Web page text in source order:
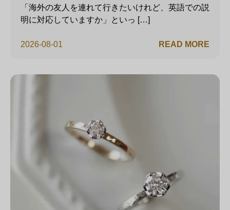
2026-08-01
「海外の友人を連れて行きたいけれど、英語での説
明に対応していますか」といっ […]
READ MORE